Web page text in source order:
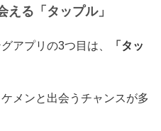
る「タップル」
アプリの3つ目は、
「タッ
メンと出会うチャンスが多